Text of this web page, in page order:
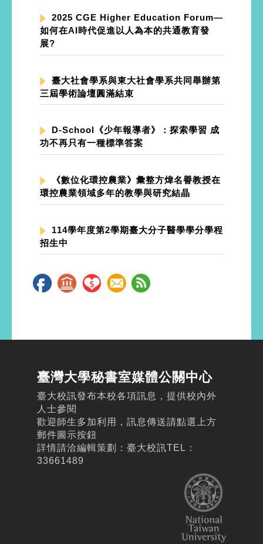
2025 CGE Higher Education Forum—
如何在AI時代促進以人為本的共通教育發
展?
臺大社會學系與東大社會學系共同舉辦第
三屆學術論壇圓滿結束
D-School《少年報導者》：探索學習 成
功不再只有一種標準答案
《數位化環控農業》彙整方煒名譽教授在
環控農業領域多年的教學與研究結晶
114學年度第2學期臺大分子醫學學分學程
招生中
臺灣大學秘書室媒體公關中心
臺大校訊發布本校各項訊息，提供校內外
人士參閱
歡迎師生多加利用，訊息傳送請點選上方
郵件圖示按鈕
詳情請洽編輯策劃：臺大校訊TEL：
33661489